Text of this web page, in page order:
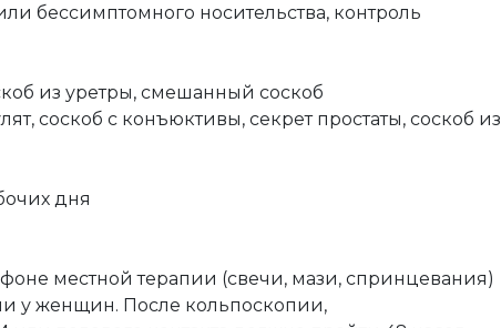
бессимптомного носительства, контроль
из уретры, смешанный соскоб
соскоб с конъюктивы, секрет простаты, соскоб из
дня
местной терапии (свечи, мази, спринцевания)
у женщин. После кольпоскопии,